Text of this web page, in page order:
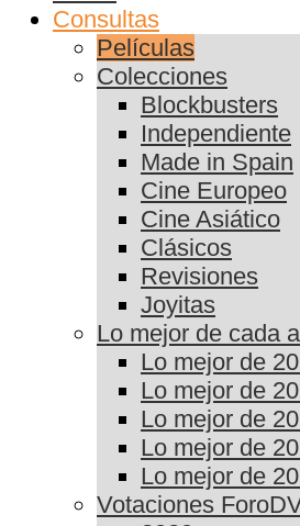
Consultas
Películas
Colecciones
Blockbusters
Independiente
Made in Spain
Cine Europeo
Cine Asiático
Clásicos
Revisiones
Joyitas
Lo mejor de cada
Lo mejor de
Lo mejor de
Lo mejor de
Lo mejor de
Lo mejor de
Votaciones